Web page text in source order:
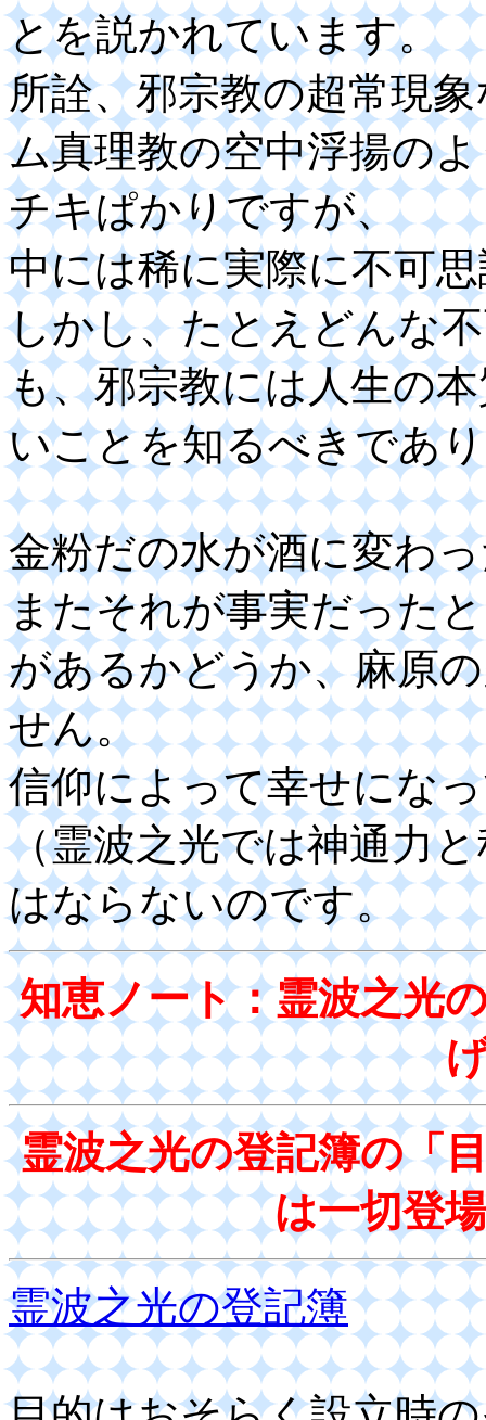
とを説かれています。
所詮、邪宗教の超常現
ム真理教の空中浮揚の
チキぱかりですが、
中には稀に実際に不可
しかし、たとえどんな
も、邪宗教には人生の
いことを知るべきであ
金粉だの水が酒に変わ
またそれが事実だった
があるかどうか、麻原
せん。
信仰によって幸せにな
（霊波之光では神通力
はならないのです。
知恵ノート：霊波之光
霊波之光の登記簿の「
は一切登
霊波之光の登記簿